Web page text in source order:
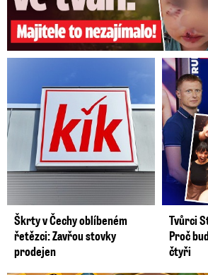
Škrty v Čechy oblíbeném
řetězci: Zavřou stovky
prodejen
Tvůrci
Proč
čtyři